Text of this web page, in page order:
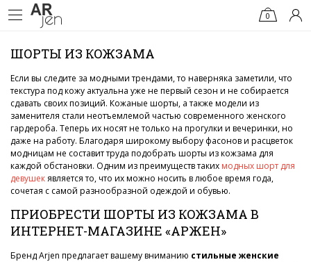
0
ШОРТЫ ИЗ КОЖЗАМА
Если вы следите за модными трендами, то наверняка заметили, что
текстура под кожу актуальна уже не первый сезон и не собирается
сдавать своих позиций. Кожаные шорты, а также модели из
заменителя стали неотъемлемой частью современного женского
гардероба. Теперь их носят не только на прогулки и вечеринки, но
даже на работу. Благодаря широкому выбору фасонов и расцветок
модницам не составит труда подобрать шорты из кожзама для
каждой обстановки. Одним из преимуществ таких модных шорт для
девушекявляется то, что их можно носить в любое время года,
сочетая с самой разнообразной одеждой и обувью.
ПРИОБРЕСТИ ШОРТЫ ИЗ КОЖЗАМА В
ИНТЕРНЕТ-МАГАЗИНЕ «АРЖЕН»
Бренд Arjen предлагает вашему вниманию стильные женские